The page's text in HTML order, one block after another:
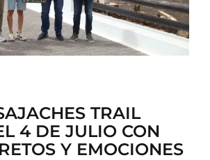
TRAIL
4 DE JULIO CON
Y EMOCIONES